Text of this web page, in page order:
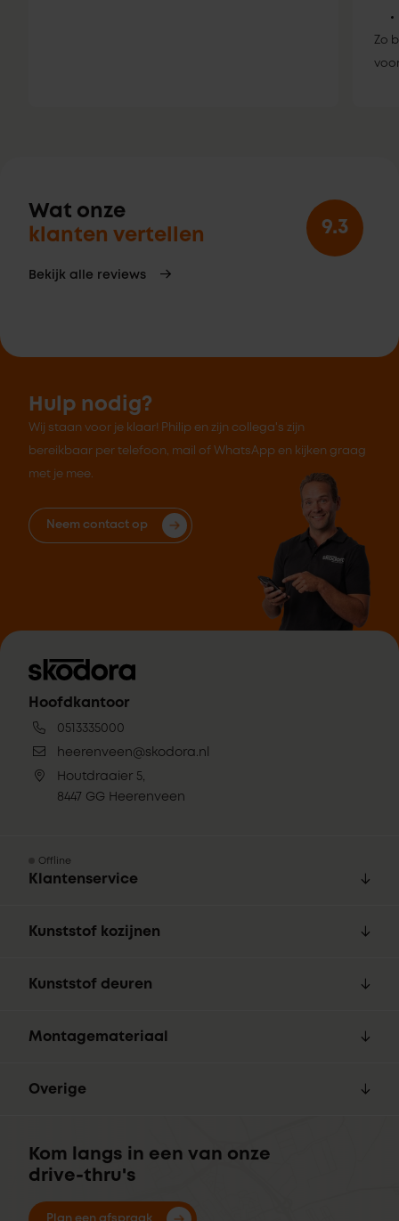
Zo
Wat onze
klanten vertellen
Bekijk alle reviews
9.3
Hulp nodig?
Wij staan voor je klaar! Philip en zijn collega's zijn
bereikbaar per telefoon, mail of WhatsApp en kijken graag
met je mee.
Neem contact op
Hoofdkantoor
0513335000
heerenveen@skodora.nl
Houtdraaier 5,
8447 GG Heerenveen
Offline
Klantenservice
Kunststof kozijnen
Kunststof deuren
Montagemateriaal
Overige
Kom langs in een van onze
drive-thru's
Plan een afspraak